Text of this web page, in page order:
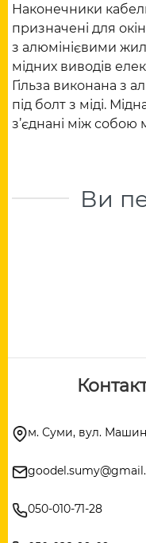
Наконечники
призначені для
з алюмінієвими
мідних виводів
Гільза виконана з
під болт з міді.
з’єднані між собою
Ви
м. Суми, вул.
050-010-71-28